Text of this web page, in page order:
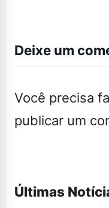
Deixe um
Você precisa
publicar um
Últimas